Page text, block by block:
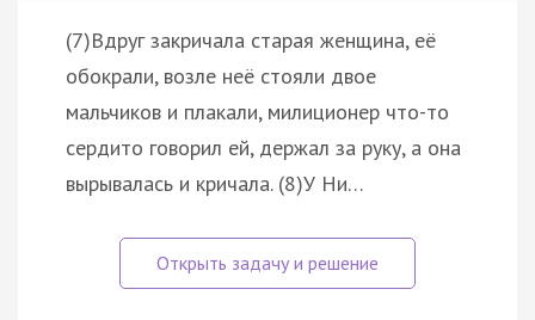
(7)Вдруг закричала старая женщина, её
обокрали, возле неё стояли двое
мальчиков и плакали, милиционер что-то
сердито говорил ей, держал за руку, а она
вырывалась и кричала. (8)У Ни…